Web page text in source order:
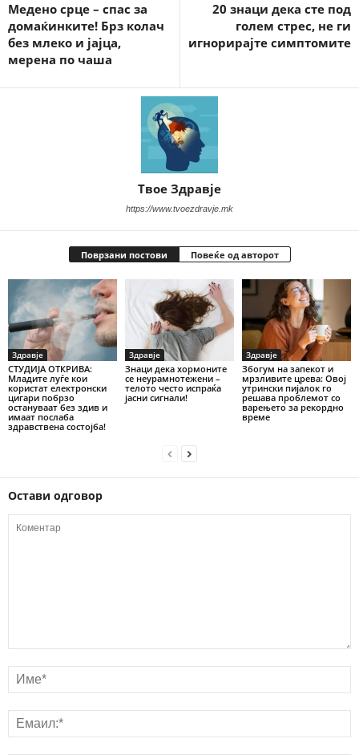
Медено срце – спас за
домаќинките! Брз колач
без млеко и јајца,
мерена по чаша
20 знаци дека сте под
голем стрес, не ги
игнорирајте симптомите
Твое Здравје
https://www.tvoezdravje.mk
Поврзани постови Повеќе од авторот
Здравје
СТУДИЈА ОТКРИВА:
Младите луѓе кои
користат електронски
цигари побрзо
остануваат без здив и
имаат послаба
здравствена состојба!
Здравје
Знаци дека хормоните
се неурамнотежени –
телото често испраќа
јасни сигнали!
Здравје
Збогум на запекот и
мрзливите црева: Овој
утрински пијалок го
решава проблемот со
варењето за рекордно
време
Остави одговор